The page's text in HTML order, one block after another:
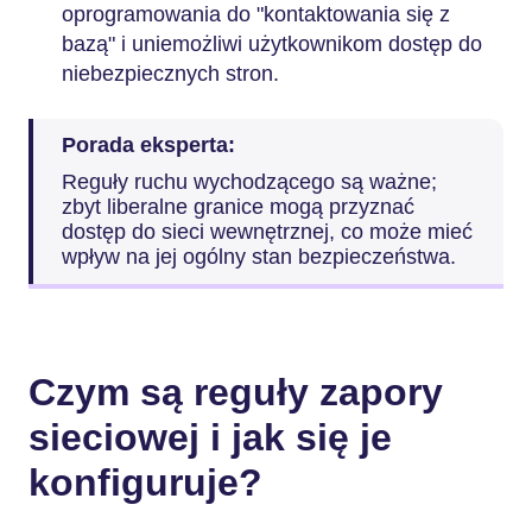
oprogramowania do "kontaktowania się z
bazą" i uniemożliwi użytkownikom dostęp do
niebezpiecznych stron.
Porada eksperta:
Reguły ruchu wychodzącego są ważne;
zbyt liberalne granice mogą przyznać
dostęp do sieci wewnętrznej, co może mieć
wpływ na jej ogólny stan bezpieczeństwa.
Czym są reguły zapory
sieciowej i jak się je
konfiguruje?